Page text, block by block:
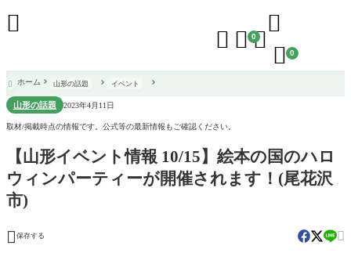
  0

 0

 ホーム 山形の話題 イベント
山形の話題 2023年4月11日
取材/掲載時点の情報です。公式等の最新情報もご確認ください。
【山形イベント情報 10/15】絵本の国のハロ
ウィンパーティーが開催されます！(尾花沢
市)
 保存する 